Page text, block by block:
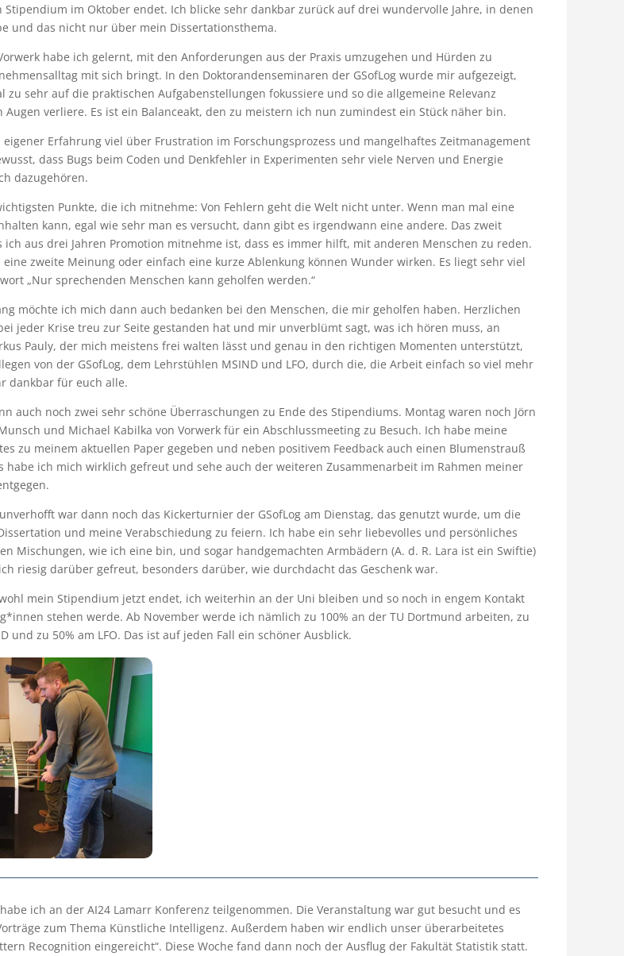
Stipendium im Oktober endet. Ich blicke sehr dankbar zurück auf drei wundervolle Jahre, in denen
und das nicht nur über mein Dissertationsthema.
habe ich gelernt, mit den Anforderungen aus der Praxis umzugehen und Hürden zu
mit sich bringt. In den Doktorandenseminaren der GSofLog wurde mir aufgezeigt,
zu sehr auf die praktischen Aufgabenstellungen fokussiere und so die allgemeine Relevanz
Augen verliere. Es ist ein Balanceakt, den zu meistern ich nun zumindest ein Stück näher bin.
Erfahrung viel über Frustration im Forschungsprozess und mangelhaftes Zeitmanagement
dass Bugs beim Coden und Denkfehler in Experimenten sehr viele Nerven und Energie
dazugehören.
Punkte, die ich mitnehme: Von Fehlern geht die Welt nicht unter. Wenn man mal eine
kann, egal wie sehr man es versucht, dann gibt es irgendwann eine andere. Das zweit
ich aus drei Jahren Promotion mitnehme ist, dass es immer hilft, mit anderen Menschen zu reden.
zweite Meinung oder einfach eine kurze Ablenkung können Wunder wirken. Es liegt sehr viel
„Nur sprechenden Menschen kann geholfen werden.“
möchte ich mich dann auch bedanken bei den Menschen, die mir geholfen haben. Herzlichen
jeder Krise treu zur Seite gestanden hat und mir unverblümt sagt, was ich hören muss, an
Pauly, der mich meistens frei walten lässt und genau in den richtigen Momenten unterstützt,
von der GSofLog, dem Lehrstühlen MSIND und LFO, durch die, die Arbeit einfach so viel mehr
dankbar für euch alle.
auch noch zwei sehr schöne Überraschungen zu Ende des Stipendiums. Montag waren noch Jörn
und Michael Kabilka von Vorwerk für ein Abschlussmeeting zu Besuch. Ich habe meine
zu meinem aktuellen Paper gegeben und neben positivem Feedback auch einen Blumenstrauß
habe ich mich wirklich gefreut und sehe auch der weiteren Zusammenarbeit im Rahmen meiner
war dann noch das Kickerturnier der GSofLog am Dienstag, das genutzt wurde, um die
und meine Verabschiedung zu feiern. Ich habe ein sehr liebevolles und persönliches
Mischungen, wie ich eine bin, und sogar handgemachten Armbädern (A. d. R. Lara ist ein Swiftie)
riesig darüber gefreut, besonders darüber, wie durchdacht das Geschenk war.
mein Stipendium jetzt endet, ich weiterhin an der Uni bleiben und so noch in engem Kontakt
stehen werde. Ab November werde ich nämlich zu 100% an der TU Dortmund arbeiten, zu
und zu 50% am LFO. Das ist auf jeden Fall ein schöner Ausblick.
ich an der AI24 Lamarr Konferenz teilgenommen. Die Veranstaltung war gut besucht und es
zum Thema Künstliche Intelligenz. Außerdem haben wir endlich unser überarbeitetes
Recognition eingereicht“. Diese Woche fand dann noch der Ausflug der Fakultät Statistik statt.